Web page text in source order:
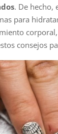
. De hecho,
para
consejos